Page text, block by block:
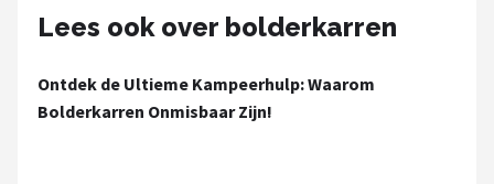
Eurotrail
LifeGoods
Lees ook over bolderkarren
Ontdek de Ultieme Kampeerhulp: Waarom
Bolderkarren Onmisbaar Zijn!